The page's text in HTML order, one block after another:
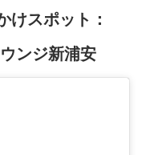
けスポット：
ンジ新浦安